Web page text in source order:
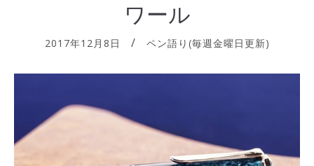
ワール
2017年12月8日 ペン語り(毎週金曜日更新)